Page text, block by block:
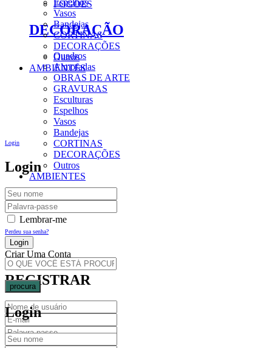
Vasos
Bandejas
CORTINAS
DECORAÇÕES
Outros
AMBIENTES
Login
Login
Lembrar-me
Perdeu sua senha?
Criar Uma Conta
REGISTRAR
FOGÕES
DECORAÇÃO
Quadros
Almofadas
OBRAS DE ARTE
GRAVURAS
Esculturas
Espelhos
Vasos
Bandejas
CORTINAS
DECORAÇÕES
Outros
AMBIENTES
procura
Login